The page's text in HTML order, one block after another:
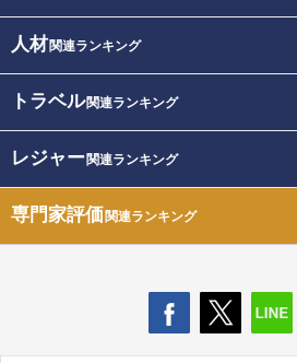
人材関連ランキング
トラベル関連ランキング
レジャー関連ランキング
専門家評価関連ランキング